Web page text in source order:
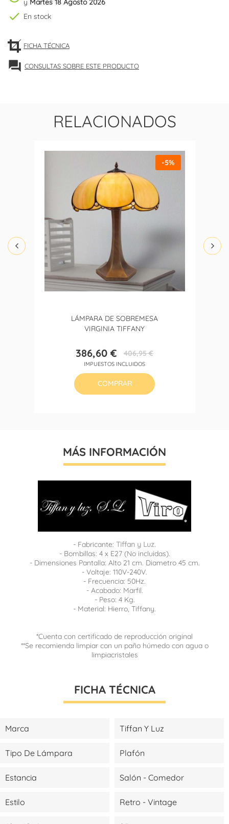
y Martes 18 Agosto 2026
check En stock
FICHA TÉCNICA
forum CONSULTAS SOBRE ESTE PRODUCTO
RELACIONADOS
LÁMPARA DE SOBREMESA
VIRGINIA TIFFANY
Precio
386,60 €Precio
base
406,95 €
IMPUESTOS INCLUIDOS
-5%
COMPRAR
MÁS INFORMACIÓN
- Fabricante: Tiffan y Luz.
- Bombillas: 4 x E27 (No incluidas).
- Dimensiones Pantalla: Alto 21 cm. Diametro 45 cm.
- Voltaje: 110V-240V.
- Frecuencia: 50Hz.
- Acabado: Marfil.
- Peso: 4 Kg.
- Material: Hierro, Tiffany.
*Cuenta con certificado de reproducción original
**Se recomienda limpiar con un paño húmedo con agua o
limpiacristales
FICHA TÉCNICA
Marca Tiffan Y Luz
Tipo De Lámpara Plafón
Estancia Salón - Comedor
Estilo Retro - Vintage